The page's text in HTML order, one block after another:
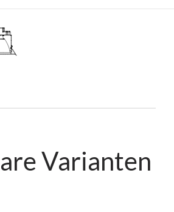
Varianten